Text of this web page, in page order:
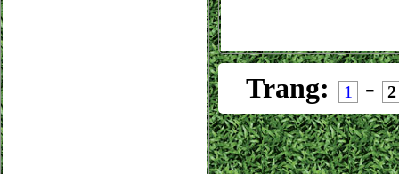
Trang: 1 - 2